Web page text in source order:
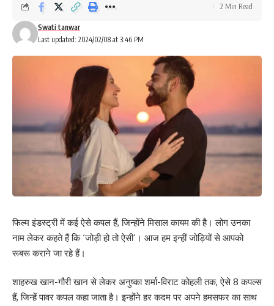
Last updated: 2024/02/08 at 3:46 PM
Swati tanwar
2 Min Read
फिल्म इंडस्ट्री में कई ऐसे कपल हैं, जिन्होंने मिसाल कायम की है। लोग उनका
नाम लेकर कहते हैं कि ‘जोड़ी हो तो ऐसी’। आज हम इन्हीं जोड़ियों से आपको
रूबरू कराने जा रहे हैं।
शाहरुख खान-गौरी खान से लेकर अनुष्का शर्मा-विराट कोहली तक, ऐसे 8 कपल्स
हैं, जिन्हें पावर कपल कहा जाता है। इन्होंने हर कदम पर अपने हमसफर का साथ